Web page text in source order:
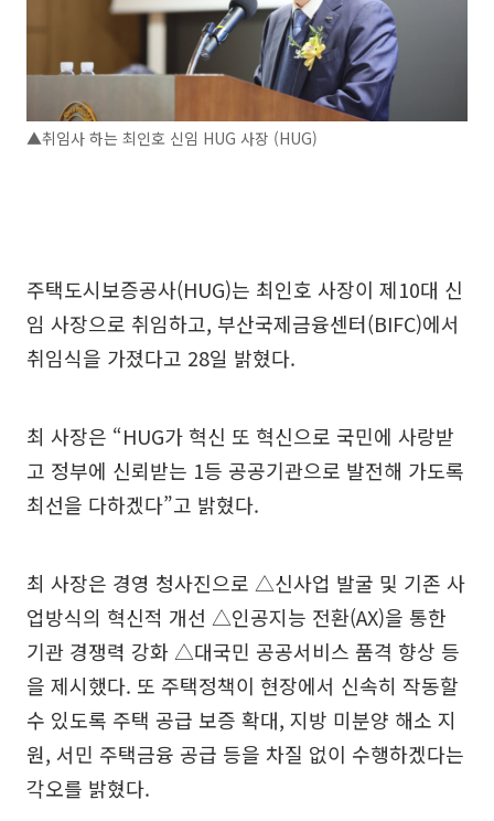
▲취임사 하는 최인호 신임 HUG 사장 (HUG)
주택도시보증공사(HUG)는 최인호 사장이 제10대 신
임 사장으로 취임하고, 부산국제금융센터(BIFC)에서
취임식을 가졌다고 28일 밝혔다.
최 사장은 “HUG가 혁신 또 혁신으로 국민에 사랑받
고 정부에 신뢰받는 1등 공공기관으로 발전해 가도록
최선을 다하겠다”고 밝혔다.
최 사장은 경영 청사진으로 △신사업 발굴 및 기존 사
업방식의 혁신적 개선 △인공지능 전환(AX)을 통한
기관 경쟁력 강화 △대국민 공공서비스 품격 향상 등
을 제시했다. 또 주택정책이 현장에서 신속히 작동할
수 있도록 주택 공급 보증 확대, 지방 미분양 해소 지
원, 서민 주택금융 공급 등을 차질 없이 수행하겠다는
각오를 밝혔다.